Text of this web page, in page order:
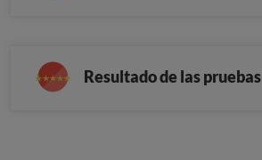
Resultado de las pruebas